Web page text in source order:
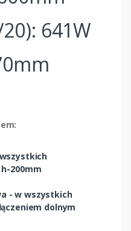
641W
200mm
- w wszystkich
dolnym